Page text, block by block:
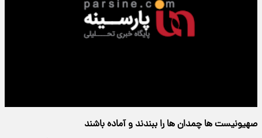
صهیونیست‌ ها چمدان ها را ببندند و آماده باشند